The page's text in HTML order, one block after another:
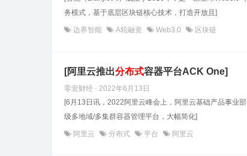
务模式，基于底层区块链核心技术，打造开放且]
边界智能 A轮融资 Web3.0 区块链
[阿里云推出分布式容器平台ACK One]
零壹财经 · 2022年6月13日
[6月13日讯，2022阿里云峰会上，阿里云基础产品事业
级多地域/多集群容器管理平台，大幅简化]
阿里云 分布式 平台 阿里云